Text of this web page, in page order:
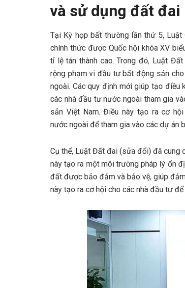
và sử dụng đất đai
Tại Kỳ họp bất thường lần thứ 5,
chính thức được Quốc hội khóa XV
tỉ lệ tán thành cao. Trong đó, Luật
rộng phạm vi đầu tư bất động sản
ngoài. Các quy định mới giúp tạo điều
các nhà đầu tư nước ngoài tham gia
sản Việt Nam. Điều này tạo ra cơ
nước ngoài để tham gia vào các dự án
Cụ thể, Luật Đất đai (sửa đổi) đã cung
này tạo ra một môi trường pháp lý ổn
đất được bảo đảm và bảo vệ, giúp
này tạo ra cơ hội cho các nhà đầu tư